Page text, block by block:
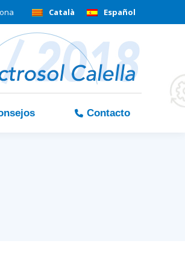
Català Español
Contacto